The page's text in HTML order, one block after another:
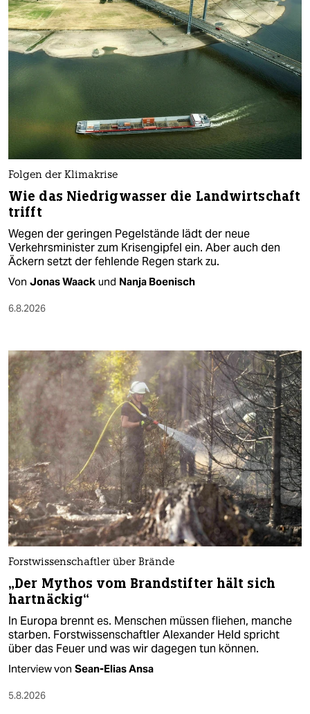
Folgen der Klimakrise
Wie das Niedrigwasser die Landwirtschaft
trifft
Wegen der geringen Pegelstände lädt der neue
Verkehrsminister zum Krisengipfel ein. Aber auch den
Äckern setzt der fehlende Regen stark zu.
Von Jonas Waack und Nanja Boenisch
6.8.2026
Forstwissenschaftler über Brände
„Der Mythos vom Brandstifter hält sich
hartnäckig“
In Europa brennt es. Menschen müssen fliehen, manche
starben. Forstwissenschaftler Alexander Held spricht
über das Feuer und was wir dagegen tun können.
Interview von Sean-Elias Ansa
5.8.2026